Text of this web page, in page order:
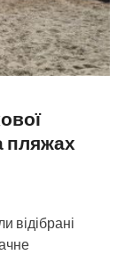
пляжах
відібрані